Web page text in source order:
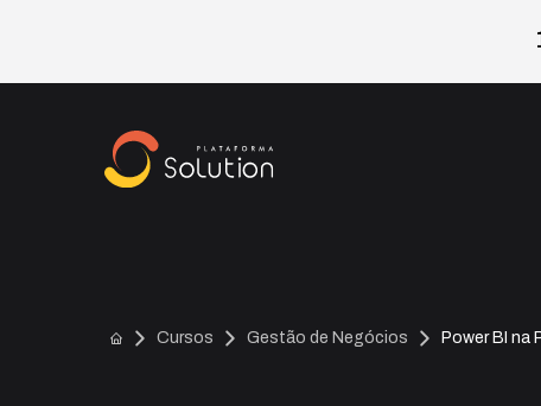
Cursos Gestão de Negócios Power BI na